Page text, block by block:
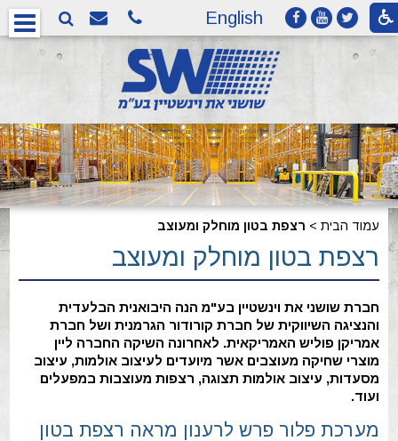
English
עמוד הבית > רצפת בטון מוחלק ומעוצב
רצפת בטון מוחלק ומעוצב
חברת שושני את וינשטיין בע"מ הנה היבואנית הבלעדית
והנציגה השיווקית של חברת קורודור הגרמנית ושל חברת
אמריקן פוליש האמריקאית. לאחרונה השיקה החברה ליין
מוצרי שחיקה מעוצבים אשר מיועדים לעיצוב אולמות, עיצוב
מסעדות, עיצוב אולמות תצוגה, רצפות מעוצבות במפעלים
ועוד.
מערכת פלור פרש לרענון מראה רצפת בטון